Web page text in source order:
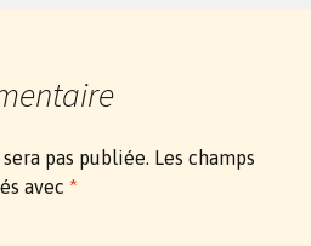
pas publiée. Les champs
avec *